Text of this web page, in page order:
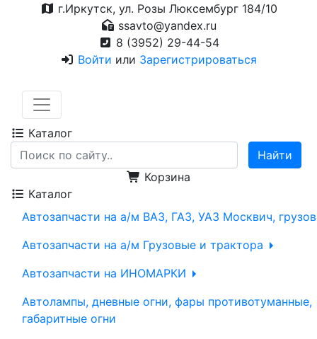
г.Иркутск, ул. Розы Люксембург 184/10
ssavto@yandex.ru
8 (3952) 29-44-54
Войти или Зарегистрироваться
Каталог
Корзина
Каталог
Автозапчасти на а/м ВАЗ, ГАЗ, УАЗ Москвич,
Автозапчасти на а/м Грузовые и трактора
Автозапчасти на ИНОМАРКИ
Автолампы, дневные огни, фары противотуманные,
габаритные огни